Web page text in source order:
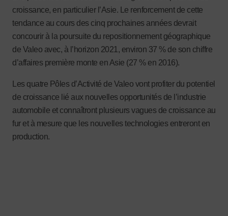
croissance, en particulier l’Asie. Le renforcement de cette
tendance au cours des cinq prochaines années devrait
concourir à la poursuite du repositionnement géographique
de Valeo avec, à l’horizon 2021, environ 37 % de son chiffre
d’affaires première monte en Asie (27 % en 2016).
Les quatre Pôles d’Activité de Valeo vont profiter du potentiel
de croissance lié aux nouvelles opportunités de l’industrie
automobile et connaîtront plusieurs vagues de croissance au
fur et à mesure que les nouvelles technologies entreront en
production.